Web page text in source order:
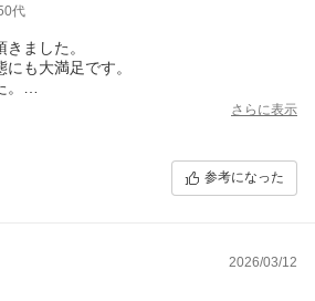
代
ました。
も大満足です。
さらに表示
参考になった
2026/03/12